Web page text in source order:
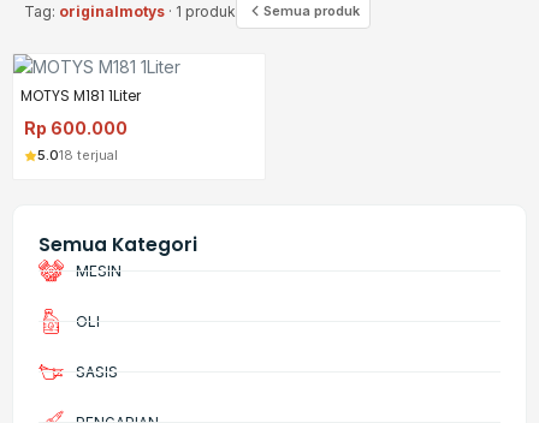
Semua Kategori
MESIN
OLI
SASIS
Tag: originalmotys · 1 produk Semua produk
MOTYS M181 1Liter
Rp 600.000
5.018 terjual